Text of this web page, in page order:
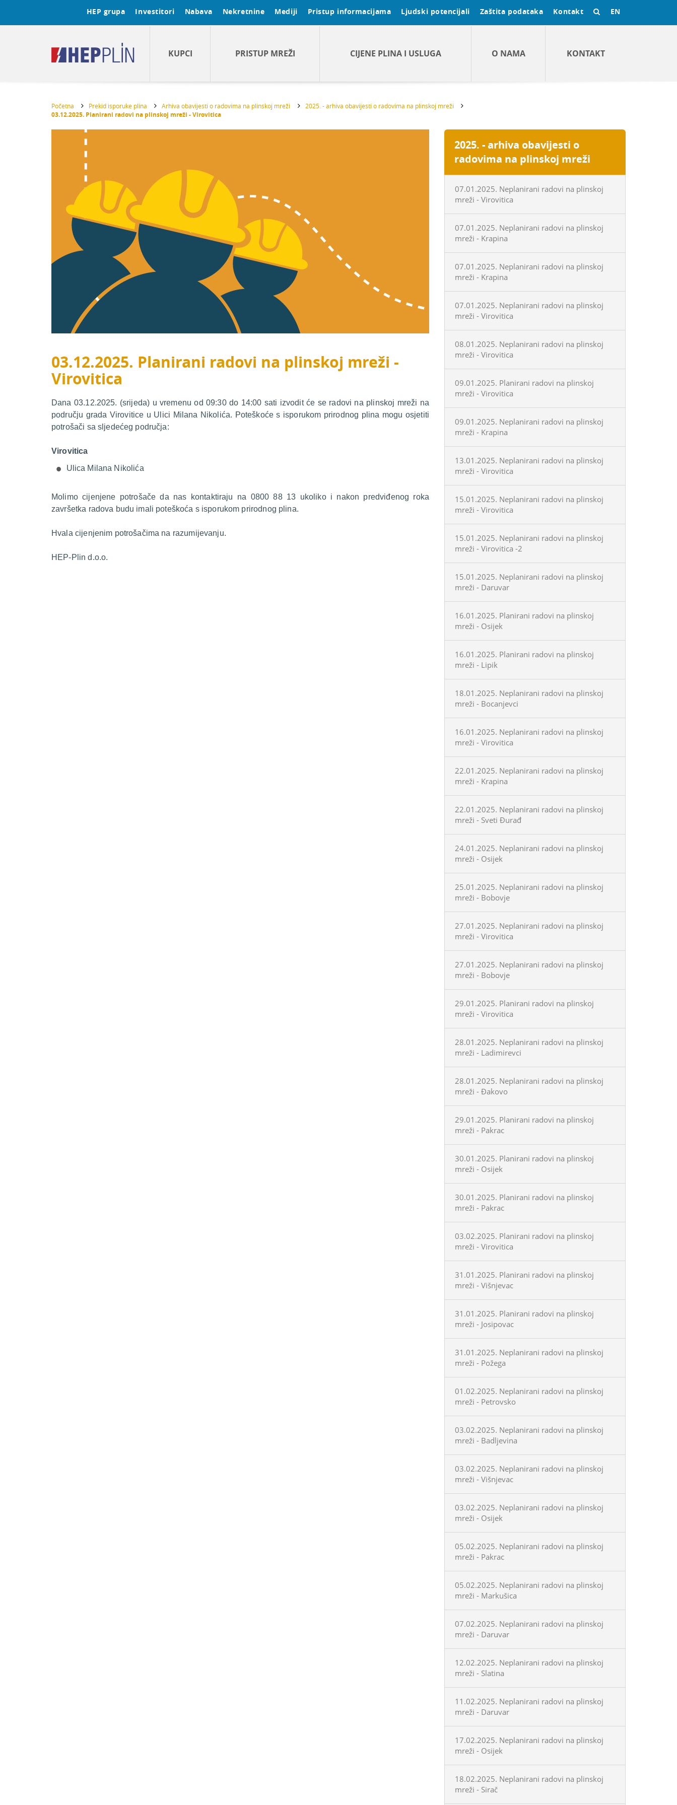
HEP grupa Investitori Nabava Nekretnine Mediji Pristup informacijama Ljudski potencijali Zaštita podataka Kontakt EN
KUPCI PRISTUP MREŽI CIJENE PLINA I USLUGA O NAMA KONTAKT
Početna Prekid isporuke plina Arhiva obavijesti o radovima na plinskoj mreži 2025. - arhiva obavijesti o radovima na plinskoj mreži
03.12.2025. Planirani radovi na plinskoj mreži - Virovitica
03.12.2025. Planirani radovi na plinskoj mreži -
Virovitica
Dana 03.12.2025. (srijeda) u vremenu od 09:30 do 14:00 sati izvodit će se radovi na plinskoj mreži na
području grada Virovitice u Ulici Milana Nikolića. Poteškoće s isporukom prirodnog plina mogu osjetiti
potrošači sa sljedećeg područja:
Virovitica
Ulica Milana Nikolića
Molimo cijenjene potrošače da nas kontaktiraju na 0800 88 13 ukoliko i nakon predviđenog roka
završetka radova budu imali poteškoća s isporukom prirodnog plina.
Hvala cijenjenim potrošačima na razumijevanju.
HEP-Plin d.o.o.
2025. - arhiva obavijesti o
radovima na plinskoj mreži
07.01.2025. Neplanirani radovi na plinskoj
mreži - Virovitica
07.01.2025. Neplanirani radovi na plinskoj
mreži - Krapina
07.01.2025. Neplanirani radovi na plinskoj
mreži - Krapina
07.01.2025. Neplanirani radovi na plinskoj
mreži - Virovitica
08.01.2025. Neplanirani radovi na plinskoj
mreži - Virovitica
09.01.2025. Planirani radovi na plinskoj
mreži - Virovitica
09.01.2025. Neplanirani radovi na plinskoj
mreži - Krapina
13.01.2025. Neplanirani radovi na plinskoj
mreži - Virovitica
15.01.2025. Neplanirani radovi na plinskoj
mreži - Virovitica
15.01.2025. Neplanirani radovi na plinskoj
mreži - Virovitica -2
15.01.2025. Neplanirani radovi na plinskoj
mreži - Daruvar
16.01.2025. Planirani radovi na plinskoj
mreži - Osijek
16.01.2025. Planirani radovi na plinskoj
mreži - Lipik
18.01.2025. Neplanirani radovi na plinskoj
mreži - Bocanjevci
16.01.2025. Neplanirani radovi na plinskoj
mreži - Virovitica
22.01.2025. Neplanirani radovi na plinskoj
mreži - Krapina
22.01.2025. Neplanirani radovi na plinskoj
mreži - Sveti Đurađ
24.01.2025. Neplanirani radovi na plinskoj
mreži - Osijek
25.01.2025. Neplanirani radovi na plinskoj
mreži - Bobovje
27.01.2025. Neplanirani radovi na plinskoj
mreži - Virovitica
27.01.2025. Neplanirani radovi na plinskoj
mreži - Bobovje
29.01.2025. Planirani radovi na plinskoj
mreži - Virovitica
28.01.2025. Neplanirani radovi na plinskoj
mreži - Ladimirevci
28.01.2025. Neplanirani radovi na plinskoj
mreži - Đakovo
29.01.2025. Planirani radovi na plinskoj
mreži - Pakrac
30.01.2025. Planirani radovi na plinskoj
mreži - Osijek
30.01.2025. Planirani radovi na plinskoj
mreži - Pakrac
03.02.2025. Planirani radovi na plinskoj
mreži - Virovitica
31.01.2025. Planirani radovi na plinskoj
mreži - Višnjevac
31.01.2025. Planirani radovi na plinskoj
mreži - Josipovac
31.01.2025. Neplanirani radovi na plinskoj
mreži - Požega
01.02.2025. Neplanirani radovi na plinskoj
mreži - Petrovsko
03.02.2025. Neplanirani radovi na plinskoj
mreži - Badljevina
03.02.2025. Neplanirani radovi na plinskoj
mreži - Višnjevac
03.02.2025. Neplanirani radovi na plinskoj
mreži - Osijek
05.02.2025. Neplanirani radovi na plinskoj
mreži - Pakrac
05.02.2025. Neplanirani radovi na plinskoj
mreži - Markušica
07.02.2025. Neplanirani radovi na plinskoj
mreži - Daruvar
12.02.2025. Neplanirani radovi na plinskoj
mreži - Slatina
11.02.2025. Neplanirani radovi na plinskoj
mreži - Daruvar
17.02.2025. Neplanirani radovi na plinskoj
mreži - Osijek
18.02.2025. Neplanirani radovi na plinskoj
mreži - Sirač